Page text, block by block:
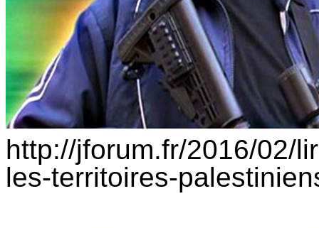
http://jforum.fr/2016/02/
les-territoires-